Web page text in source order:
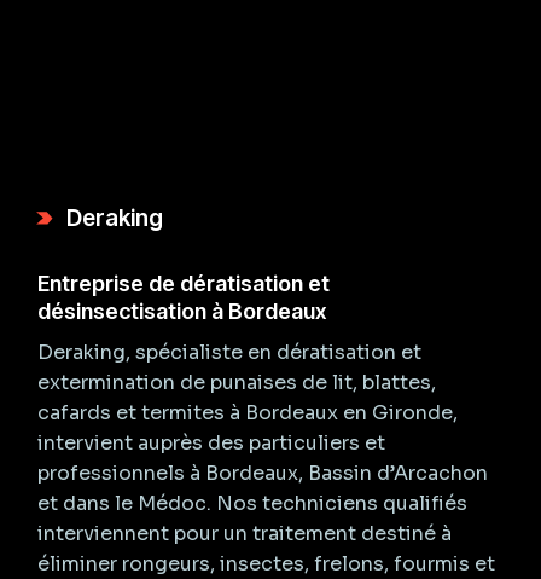
Deraking
Entreprise de dératisation et
désinsectisation à Bordeaux
Deraking, spécialiste en dératisation et
extermination de punaises de lit, blattes,
cafards et termites à Bordeaux en Gironde,
intervient auprès des particuliers et
professionnels à Bordeaux, Bassin d’Arcachon
et dans le Médoc. Nos techniciens qualifiés
interviennent pour un traitement destiné à
éliminer rongeurs, insectes, frelons, fourmis et